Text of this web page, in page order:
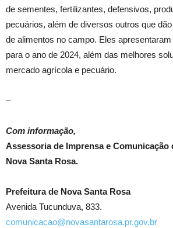
de sementes, fertilizantes, defensivos,
pecuários, além de diversos outros que
de alimentos no campo. Eles
para o ano de 2024, além das melhores
mercado agrícola e pecuário.
–
Com informação,
Assessoria de Imprensa e Comunicação
Nova Santa Rosa.
Prefeitura de Nova Santa Rosa
Avenida Tucunduva, 833.
comunicacao@novasantarosa.pr.gov.br